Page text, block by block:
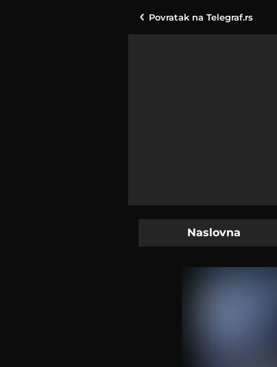
Povratak na Telegraf.rs
Naslovna